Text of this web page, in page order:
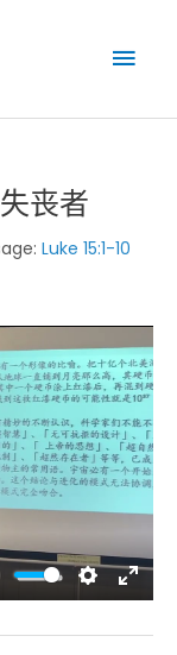
丧者
Luke 15:1-10
Settings
Enter